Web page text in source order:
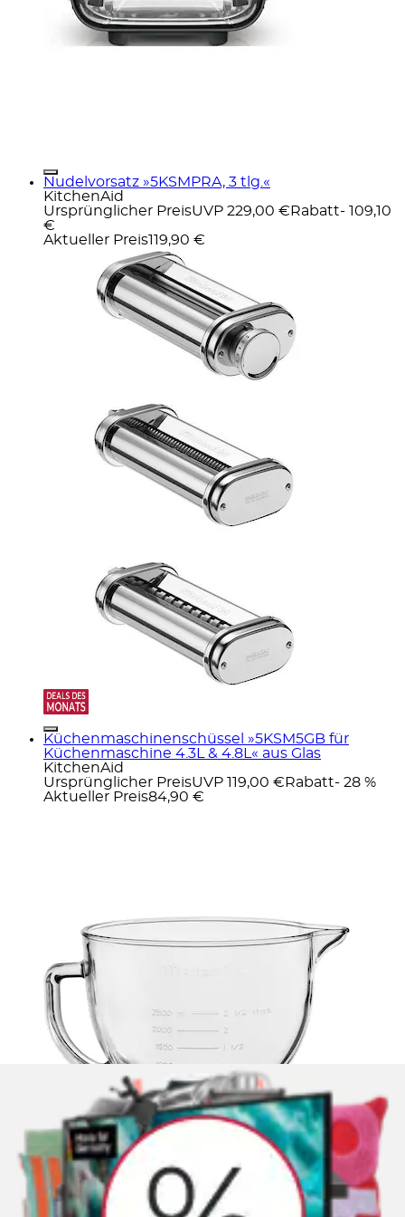
Nudelvorsatz »5KSMPRA, 3 tlg.«
KitchenAid
Ursprünglicher PreisUVP 229,00 € Rabatt- 109,10
€
Aktueller Preis119,90 €
Küchenmaschinenschüssel »5KSM5GB für
Küchenmaschine 4.3L & 4.8L« aus Glas
KitchenAid
Ursprünglicher PreisUVP 119,00 € Rabatt- 28 %
Aktueller Preis84,90 €